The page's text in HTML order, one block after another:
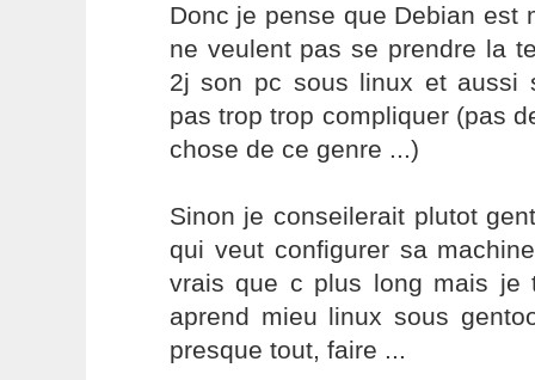
Donc je pense que Debian est
ne veulent pas se prendre la
2j son pc sous linux et aussi
pas trop trop compliquer (pas
chose de ce genre ...)
Sinon je conseilerait plutot
qui veut configurer sa
vrais que c plus long mais je
aprend mieu linux sous
presque tout, faire ...